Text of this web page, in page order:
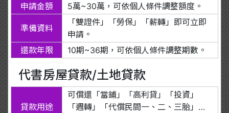
申請金額
5萬~30萬，可依個人條件調整額度。
準備資料
「雙證件」「勞保」「薪轉」即可立即
申請。
還款年限
10期~36期，可依個人條件調整期數。
代書房屋貸款/土地貸款
貸款用途
可償還「當鋪」「高利貸」「投資」
「週轉」「代償民間一、二、三胎」…